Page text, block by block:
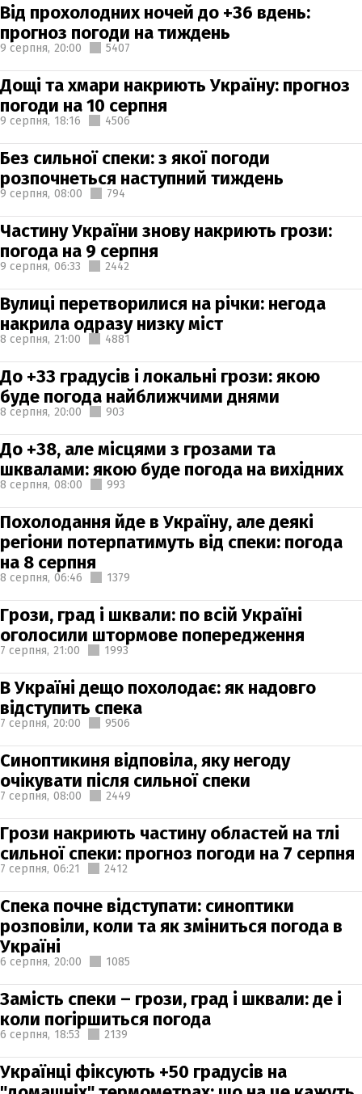
Від прохолодних ночей до +36 вдень:
прогноз погоди на тиждень
9 серпня, 20:00 5407
Дощі та хмари накриють Україну: прогноз
погоди на 10 серпня
9 серпня, 18:16 4506
Без сильної спеки: з якої погоди
розпочнеться наступний тиждень
9 серпня, 08:00 794
Частину України знову накриють грози:
погода на 9 серпня
9 серпня, 06:33 2442
Вулиці перетворилися на річки: негода
накрила одразу низку міст
8 серпня, 21:00 4881
До +33 градусів і локальні грози: якою
буде погода найближчими днями
8 серпня, 20:00 903
До +38, але місцями з грозами та
шквалами: якою буде погода на вихідних
8 серпня, 08:00 993
Похолодання йде в Україну, але деякі
регіони потерпатимуть від спеки: погода
на 8 серпня
8 серпня, 06:46 1379
Грози, град і шквали: по всій Україні
оголосили штормове попередження
7 серпня, 21:00 1993
В Україні дещо похолодає: як надовго
відступить спека
7 серпня, 20:00 9506
Синоптикиня відповіла, яку негоду
очікувати після сильної спеки
7 серпня, 08:00 2449
Грози накриють частину областей на тлі
сильної спеки: прогноз погоди на 7 серпня
7 серпня, 06:21 2412
Спека почне відступати: синоптики
розповіли, коли та як зміниться погода в
Україні
6 серпня, 20:00 1085
Замість спеки – грози, град і шквали: де і
коли погіршиться погода
6 серпня, 18:53 2139
Українці фіксують +50 градусів на